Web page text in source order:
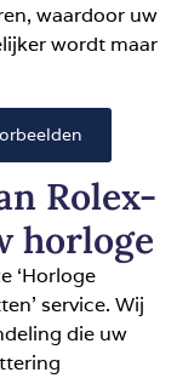
waardoor uw
wordt maar
Rolex-
horloge
‘Horloge
service. Wij
die uw